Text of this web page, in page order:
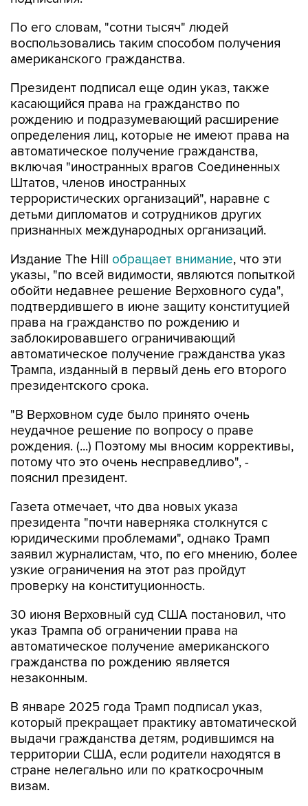
По его словам, "сотни тысяч" людей
воспользовались таким способом получения
американского гражданства.
Президент подписал еще один указ, также
касающийся права на гражданство по
рождению и подразумевающий расширение
определения лиц, которые не имеют права на
автоматическое получение гражданства,
включая "иностранных врагов Соединенных
Штатов, членов иностранных
террористических организаций", наравне с
детьми дипломатов и сотрудников других
признанных международных организаций.
Издание The Hill обращает внимание, что эти
указы, "по всей видимости, являются попыткой
обойти недавнее решение Верховного суда",
подтвердившего в июне защиту конституцией
права на гражданство по рождению и
заблокировавшего ограничивающий
автоматическое получение гражданства указ
Трампа, изданный в первый день его второго
президентского срока.
"В Верховном суде было принято очень
неудачное решение по вопросу о праве
рождения. (...) Поэтому мы вносим коррективы,
потому что это очень несправедливо", -
пояснил президент.
Газета отмечает, что два новых указа
президента "почти наверняка столкнутся с
юридическими проблемами", однако Трамп
заявил журналистам, что, по его мнению, более
узкие ограничения на этот раз пройдут
проверку на конституционность.
30 июня Верховный суд США постановил, что
указ Трампа об ограничении права на
автоматическое получение американского
гражданства по рождению является
незаконным.
В январе 2025 года Трамп подписал указ,
который прекращает практику автоматической
выдачи гражданства детям, родившимся на
территории США, если родители находятся в
стране нелегально или по краткосрочным
визам.